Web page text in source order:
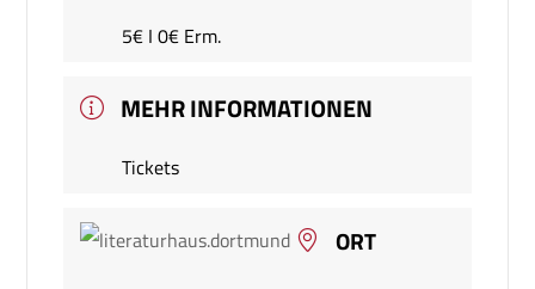
5€ I 0€ Erm.
MEHR INFORMATIONEN
Tickets
ORT